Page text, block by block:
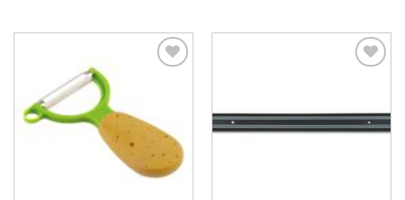
deseos
lista de
deseos